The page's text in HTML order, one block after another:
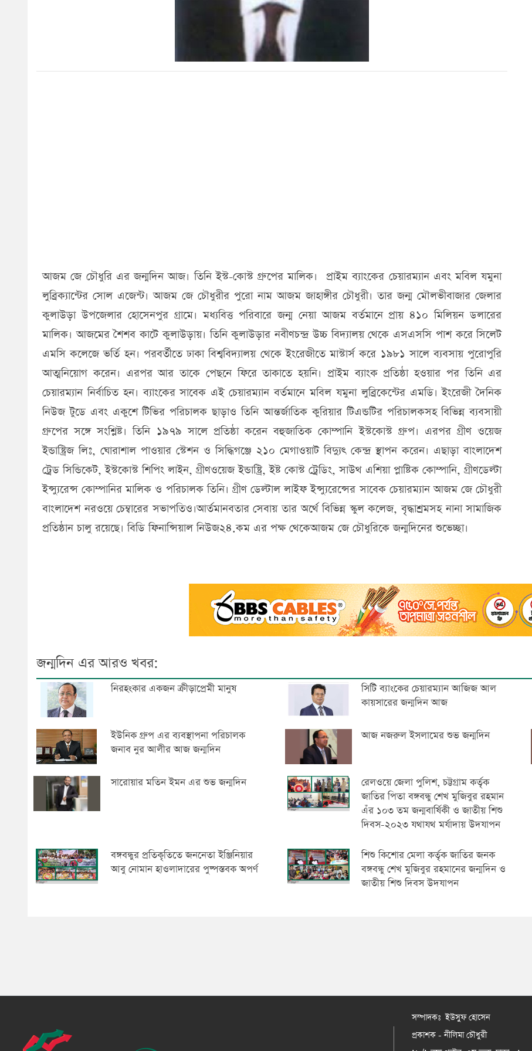
আজম জে চৌধুরি এর জন্মদিন আজ। তিনি ইস্ট-কোস্ট গ্রুপের মালিক। প্রাইম ব্যাংকের চেয়ারম্যান এবং মবিল যমুনা
লুব্রিক্যান্টের সোল এজেন্ট। আজম জে চৌধুরীর পুরো নাম আজম জাহাঙ্গীর চৌধুরী। তার জন্ম মৌলভীবাজার জেলার
কুলাউড়া উপজেলার হোসেনপুর গ্রামে। মধ্যবিত্ত পরিবারে জন্ম নেয়া আজম বর্তমানে প্রায় ৪১০ মিলিয়ন ডলারের
মালিক। আজমের শৈশব কাটে কুলাউড়ায়। তিনি কুলাউড়ার নবীণচন্দ্র উচ্চ বিদ্যালয় থেকে এসএসসি পাশ করে সিলেট
এমসি কলেজে ভর্তি হন। পরবর্তীতে ঢাকা বিশ্ববিদ্যালয় থেকে ইংরেজীতে মাস্টার্স করে ১৯৮১ সালে ব্যবসায় পুরোপুরি
আত্মনিয়োগ করেন। এরপর আর তাকে পেছনে ফিরে তাকাতে হয়নি। প্রাইম ব্যাংক প্রতিষ্ঠা হওয়ার পর তিনি এর
চেয়ারম্যান নির্বাচিত হন। ব্যাংকের সাবেক এই চেয়ারম্যান বর্তমানে মবিল যমুনা লুব্রিকেন্টের এমডি। ইংরেজী দৈনিক
নিউজ টুডে এবং একুশে টিভির পরিচালক ছাড়াও তিনি আন্তর্জাতিক কুরিয়ার টিএন্ডটির পরিচালকসহ বিভিন্ন ব্যবসায়ী
গ্রুপের সঙ্গে সংশ্লিষ্ট। তিনি ১৯৭৯ সালে প্রতিষ্ঠা করেন বহুজাতিক কোম্পানি ইস্টকোস্ট গ্রুপ। এরপর গ্রীণ ওয়েজ
ইন্ডাষ্ট্রিজ লিঃ, ঘোরাশাল পাওয়ার স্টেশন ও সিদ্ধিগঞ্জে ২১০ মেগাওয়াট বিদ্যুৎ কেন্দ্র স্থাপন করেন। এছাড়া বাংলাদেশ
ট্রেড সিন্ডিকেট, ইস্টকোস্ট শিপিং লাইন, গ্রীণওয়েজ ইন্ডাষ্ট্রি, ইষ্ট কোস্ট ট্রেডিং, সাউথ এশিয়া প্লাষ্টিক কোম্পানি, গ্রীণডেল্টা
ইন্স্যুরেন্স কোম্পানির মালিক ও পরিচালক তিনি। গ্রীণ ডেল্টাল লাইফ ইন্স্যুরেন্সের সাবেক চেয়ারম্যান আজম জে চৌধুরী
বাংলাদেশ নরওয়ে চেম্বারের সভাপতিও।আর্তমানবতার সেবায় তার অর্থে বিভিন্ন স্কুল কলেজ, বৃদ্ধাশ্রমসহ নানা সামাজিক
প্রতিষ্ঠান চালু রয়েছে। বিডি ফিনান্সিয়াল নিউজ২৪.কম এর পক্ষ থেকেআজম জে চৌধুরিকে জন্মদিনের শুভেচ্ছা।
জন্মদিন এর আরও খবর:
নিরহংকার একজন ক্রীড়াপ্রেমী মানুষ
সিটি ব্যাংকের চেয়ারম্যান আজিজ আল
কায়সারের জন্মদিন আজ
ইউনিক গ্রুপ এর ব্যবস্থাপনা পরিচালক
জনাব নুর আলীর আজ জন্মদিন
আজ নজরুল ইসলামের শুভ জন্মদিন
সারোয়ার মতিন ইমন এর শুভ জন্মদিন
রেলওয়ে জেলা পুলিশ, চট্টগ্রাম কর্তৃক
জাতির পিতা বঙ্গবন্ধু শেখ মুজিবুর রহমান
এঁর ১০৩ তম জন্মবার্ষিকী ও জাতীয় শিশু
দিবস-২০২৩ যথাযথ মর্যাদায় উদযাপন
বঙ্গবন্ধুর প্রতিকৃতিতে জননেতা ইঞ্জিনিয়ার
আবু নোমান হাওলাদারের পুষ্পস্তবক অপর্ণ
শিশু কিশোর মেলা কর্তৃক জাতির জনক
বঙ্গবন্ধু শেখ মুজিবুর রহমানের জন্মদিন ও
জাতীয় শিশু দিবস উদযাপন
সম্পাদকঃ ইউসুফ হোসেন
প্রকাশক - নীলিমা চৌধুরী